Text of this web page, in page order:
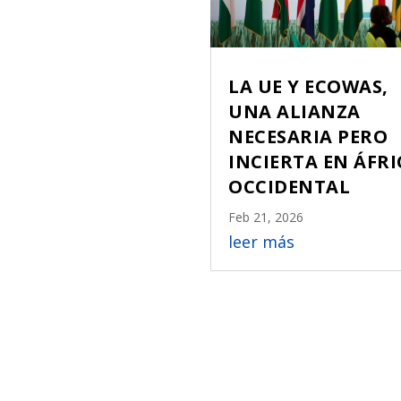
LA UE Y ECOWAS,
UNA ALIANZA
NECESARIA PERO
INCIERTA EN
OCCIDENTAL
Feb 21, 2026
leer más